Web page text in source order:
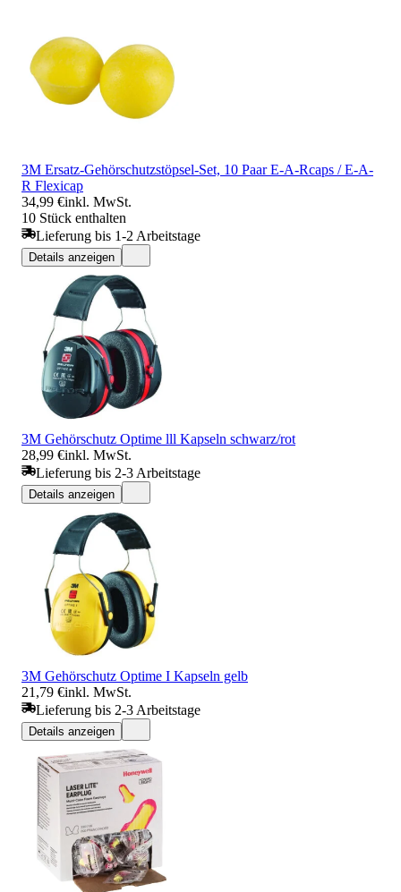
3M Ersatz-Gehörschutzstöpsel-Set, 10 Paar E-A-Rcaps / E-A-
R Flexicap
34,99 €inkl. MwSt.
10 Stück enthalten
Lieferung bis 1-2 Arbeitstage
Details anzeigen
3M Gehörschutz Optime lll Kapseln schwarz/rot
28,99 €inkl. MwSt.
Lieferung bis 2-3 Arbeitstage
Details anzeigen
3M Gehörschutz Optime I Kapseln gelb
21,79 €inkl. MwSt.
Lieferung bis 2-3 Arbeitstage
Details anzeigen